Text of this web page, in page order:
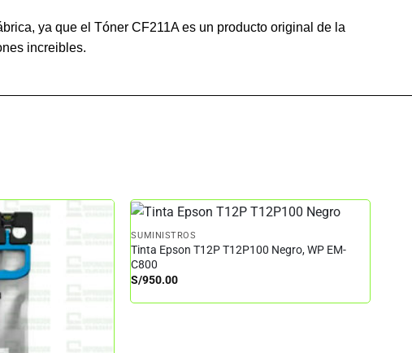
ya que el Tóner CF211A es un producto original de la
increibles.
SUMINISTROS
Tinta Epson T12P T12P100 Negro, WP EM-
C800
S/950.00